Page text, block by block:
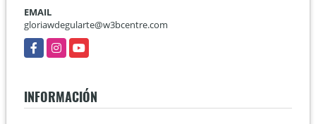
EMAIL
gloriawdegularte@w3bcentre.com
FacebookInstagram
YouTube
INFORMACIÓN